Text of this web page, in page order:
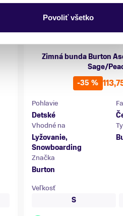
Povoliť všetko
Zimná bunda Burton
Sage/
-35 %
Pohlavie
Detské
Vhodné na
Lyžovanie,
Snowboarding
Značka
Burton
Veľkosť
S